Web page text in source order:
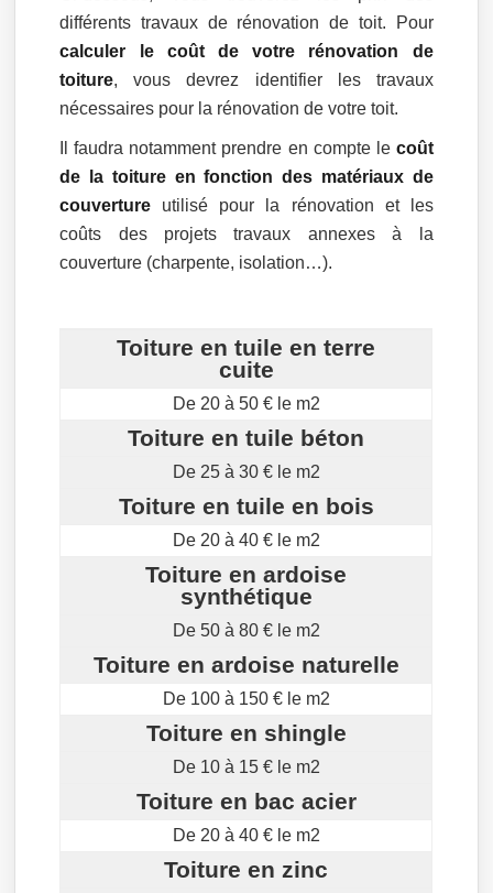
différents travaux de rénovation de toit. Pour
calculer le coût de votre rénovation de
toiture, vous devrez identifier les travaux
nécessaires pour la rénovation de votre toit.
Il faudra notamment prendre en compte le coût
de la toiture en fonction des matériaux de
couverture utilisé pour la rénovation et les
coûts des projets travaux annexes à la
couverture (charpente, isolation…).
Toiture en tuile en terre
cuite
De 20 à 50 € le m2
Toiture en tuile béton
De 25 à 30 € le m2
Toiture en tuile en bois
De 20 à 40 € le m2
Toiture en ardoise
synthétique
De 50 à 80 € le m2
Toiture en ardoise naturelle
De 100 à 150 € le m2
Toiture en shingle
De 10 à 15 € le m2
Toiture en bac acier
De 20 à 40 € le m2
Toiture en zinc